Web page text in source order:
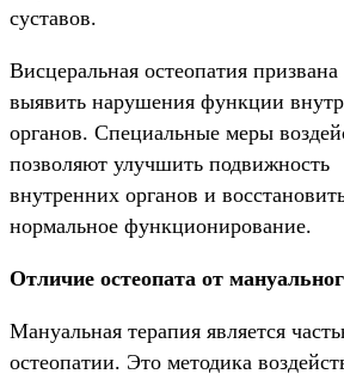
суставов.
Висцеральная остеопатия призвана
выявить нарушения функции
органов. Специальные меры
позволяют улучшить подвижность
внутренних органов и
нормальное функционирование.
Отличие остеопата от
Мануальная терапия является
остеопатии. Это методика